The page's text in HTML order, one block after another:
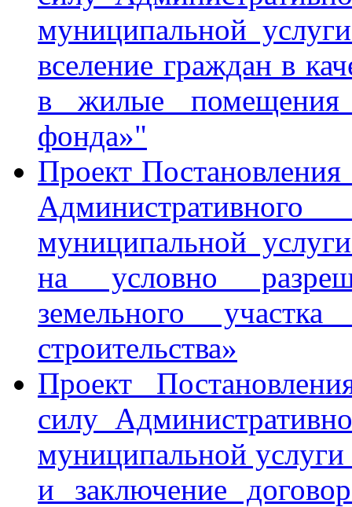
муниципальной
вселение граждан в
в жилые помещения
фонда»"
Проект
Административного
муниципальной
на условно
земельного
строительства»
Проект
силу
муниципальной
и заключение